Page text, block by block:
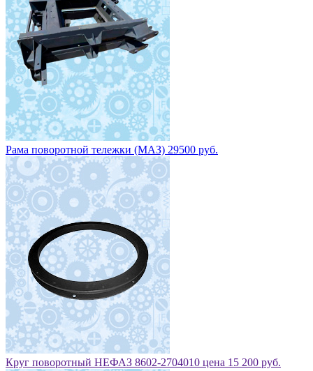
Круг поворотный НЕФАЗ 8602-2704010 цена 15 200 руб.
Камера тормозная с энергоаккумулятором тип-24/24 дисковые